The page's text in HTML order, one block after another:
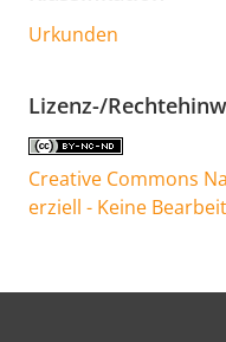
Urkunden
Lizenz-/
Creative Commons
erziell - Keine